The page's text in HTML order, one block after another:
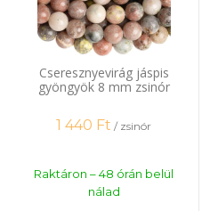
Cseresznyevirág jáspis
gyöngyök 8 mm zsinór
1 440 Ft / zsinór
Raktáron – 48 órán belül
nálad